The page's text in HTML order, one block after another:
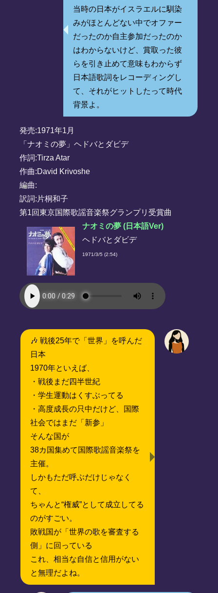
当時の日本がイスラエルに馴染
みがほとんどない中でオファー
だったのか自主参加だったのか
はわからないけど、賞取った彼
らを引き止めて意味もわからず
日本語歌詞をレコーディングし
て、それがヒットしたって時代
背景よ。
発売:1971年1月
「ナオミの夢」ヘドバとダビデ
作詞:Tirza Atar
作曲:David Krivoshe
編曲:
訳詞:片桐和子
第1回東京国際歌謡音楽祭グランプリ受賞曲
ナオミの夢 (日本語Ver)
ヘドバとダビデ
1971/3/5 (2:54)
🎶 戦後25年で「世界」を呼んだ
日本
1970年といえば、
・戦後まだ四半世紀
・学生運動はくすぶってる
・高度成長の只中だけど、国際
社会ではまだ「新参」
そんな国が
38カ国集めて国際歌謡音楽祭を
主催。
しかもただ呼ぶだけじゃなく
て、
ちゃんと“権威”として成立してる
のがすごい。
敗戦国が「世界の歌を審査する
側」に回っている
これ、相当な自信と信用がない
と無理だよね。